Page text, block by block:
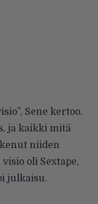
Sene kertoo.
ja kaikki mitä
niiden
oli Sextape,
julkaisu.